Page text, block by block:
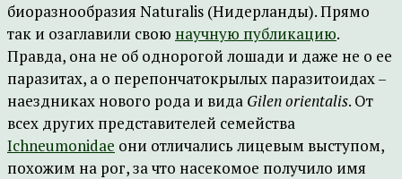
биоразнообразия Naturalis (Нидерланды). Прямо
так и озаглавили свою научную публикацию.
Правда, она не об однорогой лошади и даже не о ее
паразитах, а о перепончатокрылых паразитоидах –
наездниках нового рода и вида Gilenorientalis. От
всех других представителей семейства
Ichneumonidae они отличались лицевым выступом,
похожим на рог, за что насекомое получило имя